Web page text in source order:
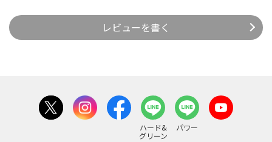
レビューを書く
ハード&
グリーン
パワー